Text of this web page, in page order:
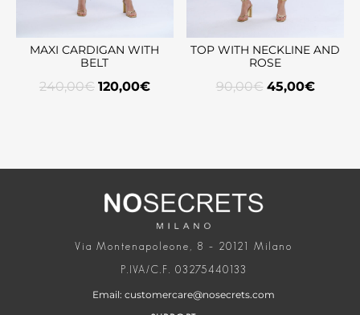
MAXI CARDIGAN WITH
BELT
240,00€ 120,00€
TOP WITH NECKLINE AND
ROSE
90,00€ 45,00€
Via Montenapoleone, 8 – 20121 Milano
P.IVA/C.F. 03275440133
Email: customercare@nosecrets.com